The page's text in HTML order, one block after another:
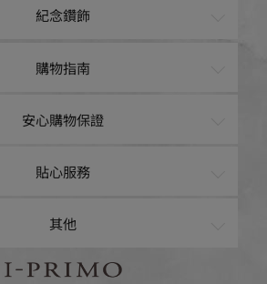
訂婚鑽戒
紀念鑽飾
戒指
針式耳環
夾式耳環
Baby Ring
購物指南
購物車
最新消息
常見問題
安心購物保證
品質保證
貼心服務
聯絡我們
預約來店
其他
I-PRIMO Official Website